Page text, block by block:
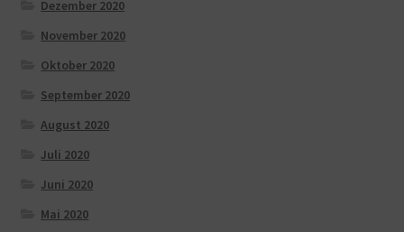
Dezember 2020
November 2020
Oktober 2020
September 2020
August 2020
Juli 2020
Juni 2020
Mai 2020